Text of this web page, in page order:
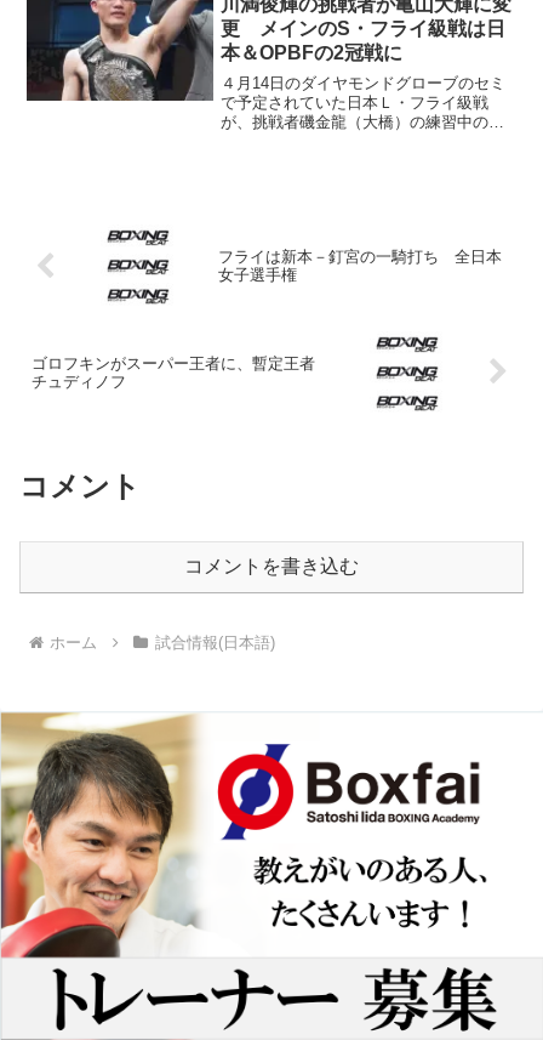
清水さんは山梨県甲...
川満俊輝の挑戦者が亀山大輝に変
更 メインのS・フライ級戦は日
本＆OPBFの2冠戦に
４月14日のダイヤモンドグローブのセミ
で予定されていた日本Ｌ・フライ級戦
が、挑戦者磯金龍（大橋）の練習中のケ
フライは新本－釘宮の一騎打ち 全日本
女子選手権
ゴロフキンがスーパー王者に、暫定王者
チュディノフ
コメント
コメントを書き込む
ホーム 試合情報(日本語)